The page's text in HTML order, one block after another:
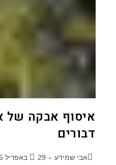
איסוף אבקה של
דבורים
אבי שמידע
29 באפריל 2015